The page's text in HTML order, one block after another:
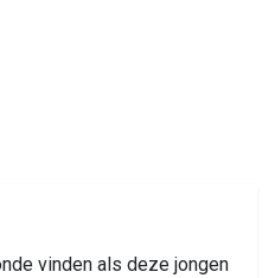
vinden als deze jongen